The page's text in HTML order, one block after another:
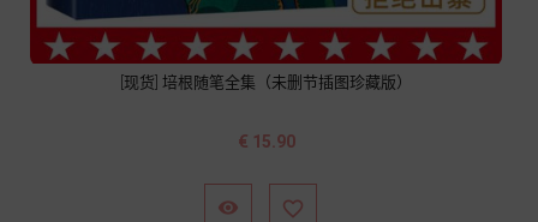
[现货] 培根随笔全集（未删节插图珍藏版）
价
€ 15.90
 